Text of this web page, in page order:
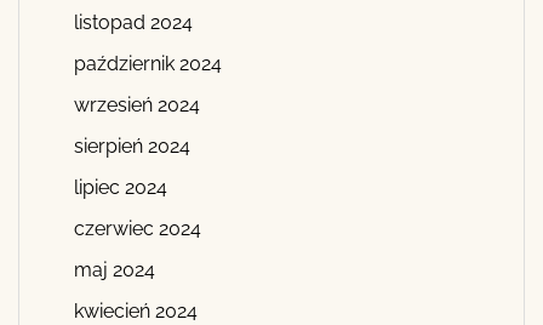
listopad 2024
październik 2024
wrzesień 2024
sierpień 2024
lipiec 2024
czerwiec 2024
maj 2024
kwiecień 2024